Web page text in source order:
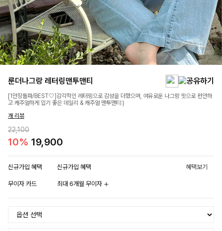
룬더나그랑 레터링맨투맨티
[1만장돌파/BEST🤍]감각적인 레터링으로 감성을 더했으며, 여유로운 나그랑 핏으로 편안하
고 캐주얼하게 입기 좋은 데일리 & 캐주얼 맨투맨티:)
개 리뷰
22,100
10% 19,900
신규가입 혜택 신규가입 혜택 혜택보기
무이자 카드 최대 6개월 무이자